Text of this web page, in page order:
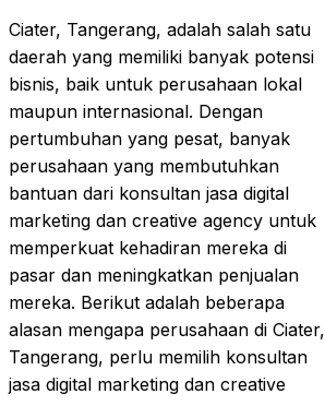
Ciater, Tangerang, adalah salah satu
daerah yang memiliki banyak potensi
bisnis, baik untuk perusahaan lokal
maupun internasional. Dengan
pertumbuhan yang pesat, banyak
perusahaan yang membutuhkan
bantuan dari konsultan jasa digital
marketing dan creative agency untuk
memperkuat kehadiran mereka di
pasar dan meningkatkan penjualan
mereka. Berikut adalah beberapa
alasan mengapa perusahaan di Ciater,
Tangerang, perlu memilih konsultan
jasa digital marketing dan creative